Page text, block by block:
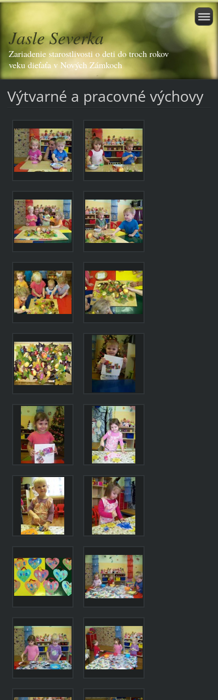
Jasle Severka
Zariadenie starostlivosti o deti do troch rokov
veku dieťaťa v Nových Zámkoch
Výtvarné a pracovné výchovy